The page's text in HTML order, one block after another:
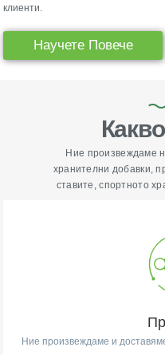
клиенти.
Научете Повече
Ние произвеждаме
хранителни добавки,
ставите, спортното
Ние произвеждаме и